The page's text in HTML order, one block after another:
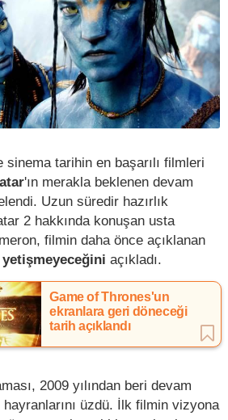
sinema tarihin en başarılı filmleri
'ın merakla beklenen devam
Uzun süredir hazırlık
2 hakkında konuşan usta
filmin daha önce açıklanan
açıkladı.
Game of Thrones'un
ekranlara geri döneceği
tarih açıklandı
2009 yılından beri devam
üzdü. İlk filmin vizyona